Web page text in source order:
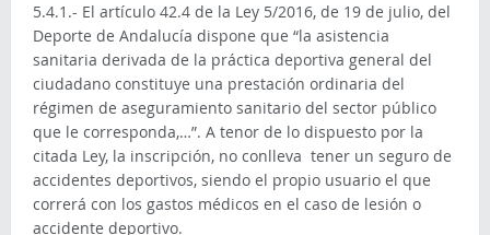
5.4.1.- El artículo 42.4 de la Ley 5/2016, de 19 de julio, del
Deporte de Andalucía dispone que “la asistencia
sanitaria derivada de la práctica deportiva general del
ciudadano constituye una prestación ordinaria del
régimen de aseguramiento sanitario del sector público
que le corresponda,…”. A tenor de lo dispuesto por la
citada Ley, la inscripción, no conlleva tener un seguro de
accidentes deportivos, siendo el propio usuario el que
correrá con los gastos médicos en el caso de lesión o
accidente deportivo.